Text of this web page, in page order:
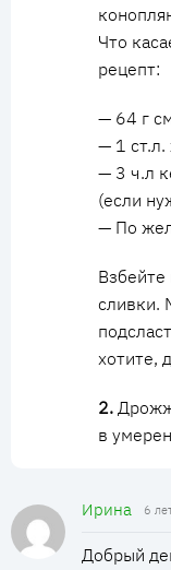
Что
рецепт:
— 64 г
— 1
— 3 ч.л
(если
— По
сливки.
хотите,
2.
в
Ирина 6
Добрый